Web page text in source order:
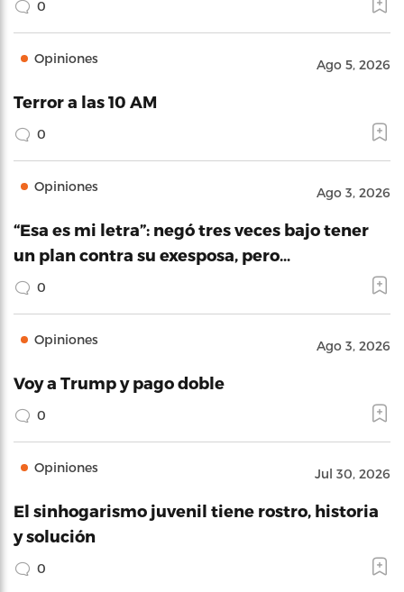
0
Opiniones Ago 5, 2026
Terror a las 10 AM
0
Opiniones Ago 3, 2026
“Esa es mi letra”: negó tres veces bajo tener
un plan contra su exesposa, pero…
0
Opiniones Ago 3, 2026
Voy a Trump y pago doble
0
Opiniones Jul 30, 2026
El sinhogarismo juvenil tiene rostro, historia
y solución
0